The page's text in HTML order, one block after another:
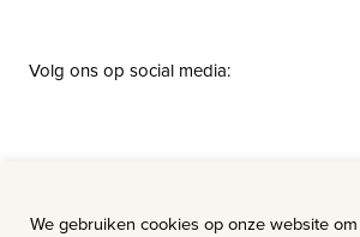
Volg ons op social media:
Vacatures
We gebruiken cookies op onze website